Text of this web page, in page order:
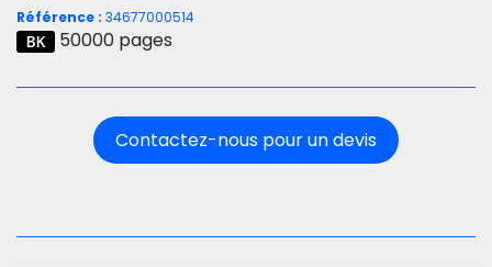
Référence : 34677000514
50000 pages
Contactez-nous pour un devis